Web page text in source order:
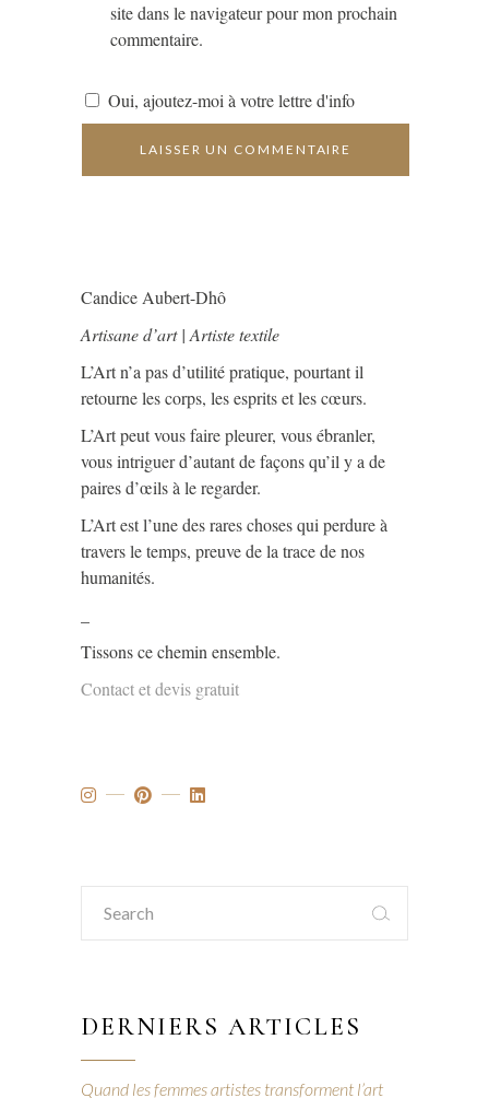
site dans le navigateur pour mon prochain
commentaire.
Oui, ajoutez-moi à votre lettre d'info
Candice Aubert-Dhô
Artisane d’art | Artiste textile
L’Art n’a pas d’utilité pratique, pourtant il
retourne les corps, les esprits et les cœurs.
L’Art peut vous faire pleurer, vous ébranler,
vous intriguer d’autant de façons qu’il y a de
paires d’œils à le regarder.
L’Art est l’une des rares choses qui perdure à
travers le temps, preuve de la trace de nos
humanités.
Tissons ce chemin ensemble.
Contact et devis gratuit
Search
for:
DERNIERS ARTICLES
Quand les femmes artistes transforment l’art